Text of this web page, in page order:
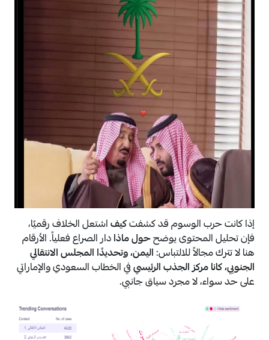
إذا كانت حرب الوسوم قد كشفتكيفاشتعل الخلاف رقميًا،
فإن تحليل المحتوى يوضححول ماذادار الصراع فعلياً. الأرقام
هنا لا تترك مجالاً للالتباس:اليمن، وتحديدًا المجلس الانتقالي
الجنوبي، كانا مركز الجذب الرئيسيفي الخطاب السعودي والإماراتي
على حد سواء، لا مجرد سياق جانبي.